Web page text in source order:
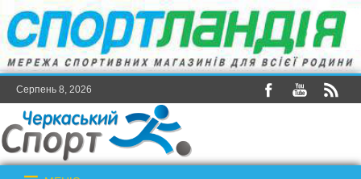
Серпень 8, 2026